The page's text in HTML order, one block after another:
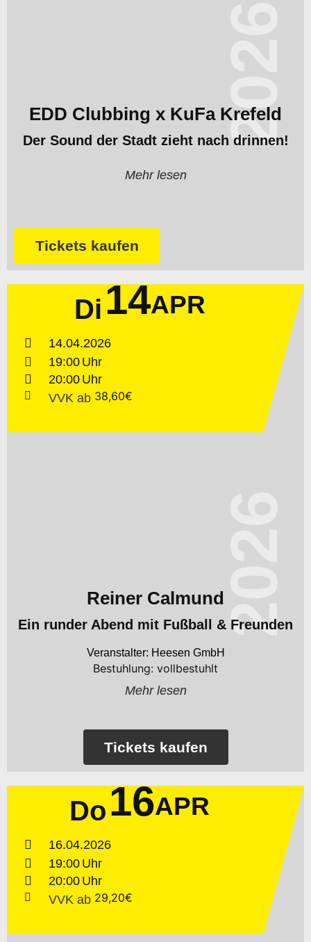
EDD Clubbing x KuFa Krefeld
Der Sound der Stadt zieht nach drinnen!
Mehr lesen
Tickets kaufen
2026
Di14APR
14.04.2026
19:00
20:00
VVK ab 38,60€
Reiner Calmund
Ein runder Abend mit Fußball & Freunden
Heesen GmbH
Bestuhlung: vollbestuhlt
Mehr lesen
Tickets kaufen
2026
Do16APR
16.04.2026
19:00
20:00
VVK ab 29,20€